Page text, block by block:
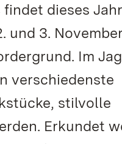
dieses
und 3. November
Im
verschiedenste
stilvolle
Erkundet